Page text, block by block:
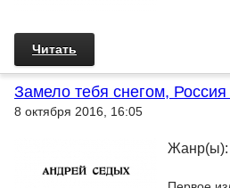
Читать
Замело тебя снегом,
8 октября 2016, 16:05
Жанр(ы):